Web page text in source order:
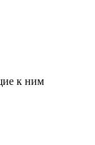
к ним